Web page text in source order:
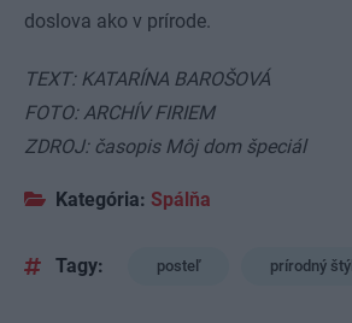
doslova ako v prírode.
TEXT: KATARÍNA BAROŠOVÁ
FOTO: ARCHÍV FIRIEM
ZDROJ: časopis Môj dom špeciál
Kategória: Spálňa
Tagy: posteľ prírodný štýl